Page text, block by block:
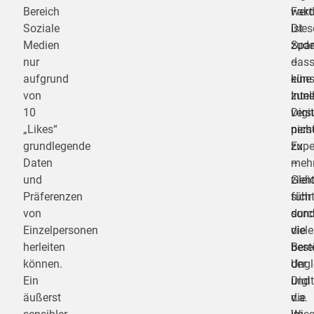
Bereich
Soziale
Medien
nur
aufgrund
von
10
„Likes“
grundlegende
Daten
und
Präferenzen
von
Einzelpersonen
herleiten
können.
Ein
äußerst
–
–
zieht
sich
viele
der
v.a.
Fakt
ist
dass
eine
zu
die
und
die